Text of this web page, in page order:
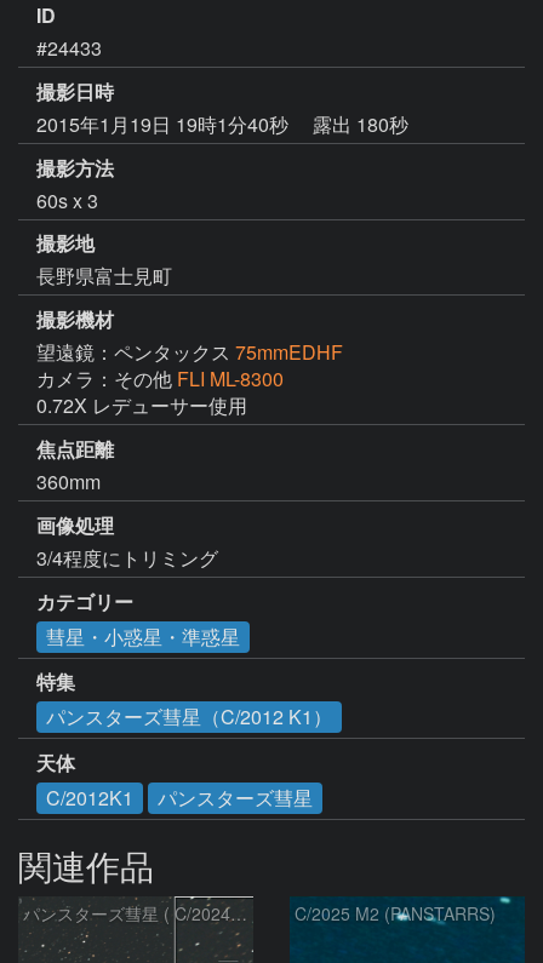
ID
#24433
撮影日時
2015年1月19日 19時1分40秒
露出 180秒
撮影方法
60s x 3
撮影地
長野県富士見町
撮影機材
望遠鏡：ペンタックス 75mmEDHF
カメラ：その他 FLI ML-8300
0.72X レデューサー使用
焦点距離
360mm
画像処理
3/4程度にトリミング
カテゴリー
彗星・小惑星・準惑星
特集
パンスターズ彗星（C/2012 K1）
天体
C/2012K1
パンスターズ彗星
関連作品
パンスターズ彗星 ( C/2024R4 )：2026/07/27 C/2025 M2 (PANSTARRS)